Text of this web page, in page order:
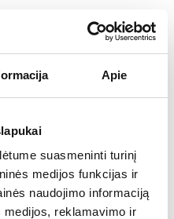
Apie
suasmeninti turinį
medijos funkcijas ir
naudojimo informaciją
medijos, reklamavimo ir